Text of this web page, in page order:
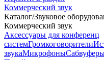
Коммерческий звук
Каталог/Звуковое
Коммерческий звук
Аксессуары для конференц
системГромкоговорители
звукаМикрофоны